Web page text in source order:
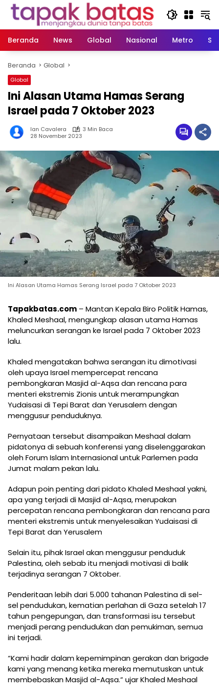
Langsung
Beranda
News Global Nasional Metro
Beranda Global
Global
Ini Alasan Utama Hamas Serang
Israel pada 7 Oktober 2023
Ian Cavalera
3 Min Baca
28 November 2023
Ini Alasan Utama Hamas Serang Israel pada 7 Oktober 2023
Tapakbatas.com – Mantan Kepala Biro Politik Hamas,
Khaled Meshaal, mengungkap alasan utama Hamas
meluncurkan serangan ke Israel pada 7 Oktober 2023
lalu.
Khaled mengatakan bahwa serangan itu dimotivasi
oleh upaya Israel mempercepat rencana
pembongkaran Masjid al-Aqsa dan rencana para
menteri ekstremis Zionis untuk merampungkan
Yudaisasi di Tepi Barat dan Yerusalem dengan
menggusur penduduknya.
Pernyataan tersebut disampaikan Meshaal dalam
pidatonya di sebuah konferensi yang diselenggarakan
oleh Forum Islam Internasional untuk Parlemen pada
Jumat malam pekan lalu.
Adapun poin penting dari pidato Khaled Meshaal yakni,
apa yang terjadi di Masjid al-Aqsa, merupakan
percepatan rencana pembongkaran dan rencana para
menteri ekstremis untuk menyelesaikan Yudaisasi di
Tepi Barat dan Yerusalem
Selain itu, pihak Israel akan menggusur penduduk
Palestina, oleh sebab itu menjadi motivasi di balik
terjadinya serangan 7 Oktober.
Penderitaan lebih dari 5.000 tahanan Palestina di sel-
sel pendudukan, kematian perlahan di Gaza setelah 17
tahun pengepungan, dan transformasi isu tersebut
menjadi perang pendudukan dan pemukiman, semua
ini terjadi.
“Kami hadir dalam kepemimpinan gerakan dan brigade
kami yang menang ketika mereka memutuskan untuk
membebaskan Masjid al-Aqsa.” ujar Khaled Meshaal